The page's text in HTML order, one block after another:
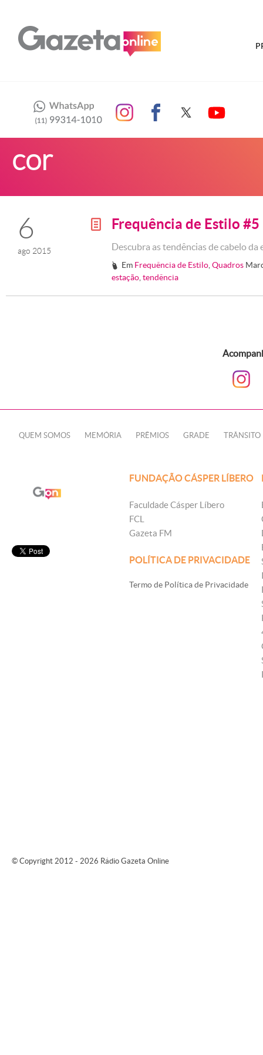
cor
6
ago 2015
g Frequência de Estilo #5
Descubra as tendências de cabelo
# Em Frequência de Estilo ,Quadros
estação tendência
QUEM SOMOS MEMÓRIA PRÊMIOS GRADE TRÂNSITO
FUNDAÇÃO CÁSPER LÍBERO
Faculdade Cásper Líbero
FCL
Gazeta FM
POLÍTICA DE PRIVACIDADE
Termo de Política de Privacidade
© Copyright 2012 - 2026 Rádio Gazeta Online